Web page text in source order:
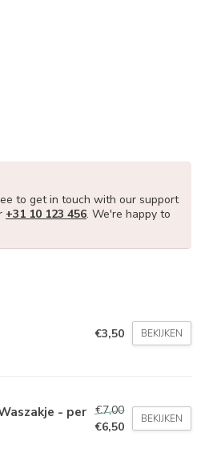
to get in touch with our support
+31 10 123 456. We're happy to
€3,50 BEKIJKEN
- per €7,00
€6,50
BEKIJKEN